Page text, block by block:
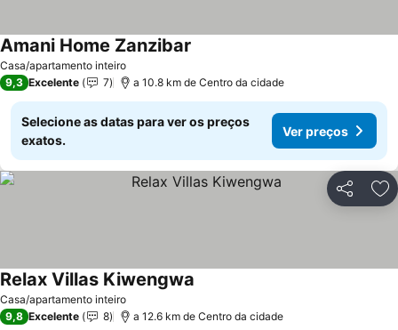
Casa/apartamento inteiro
Amani Home Zanzibar
9,3 Excelente 7 a 10.8 km de Centro da cidade
Selecione as datas para ver os preços
exatos.
Ver preços
Partilhar
Casa/apartamento inteiro
Relax Villas Kiwengwa
9,8 Excelente 8 a 12.6 km de Centro da cidade